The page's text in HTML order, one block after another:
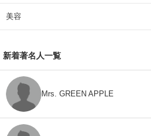
美容
新着著名人一覧
Mrs. GREEN APPLE